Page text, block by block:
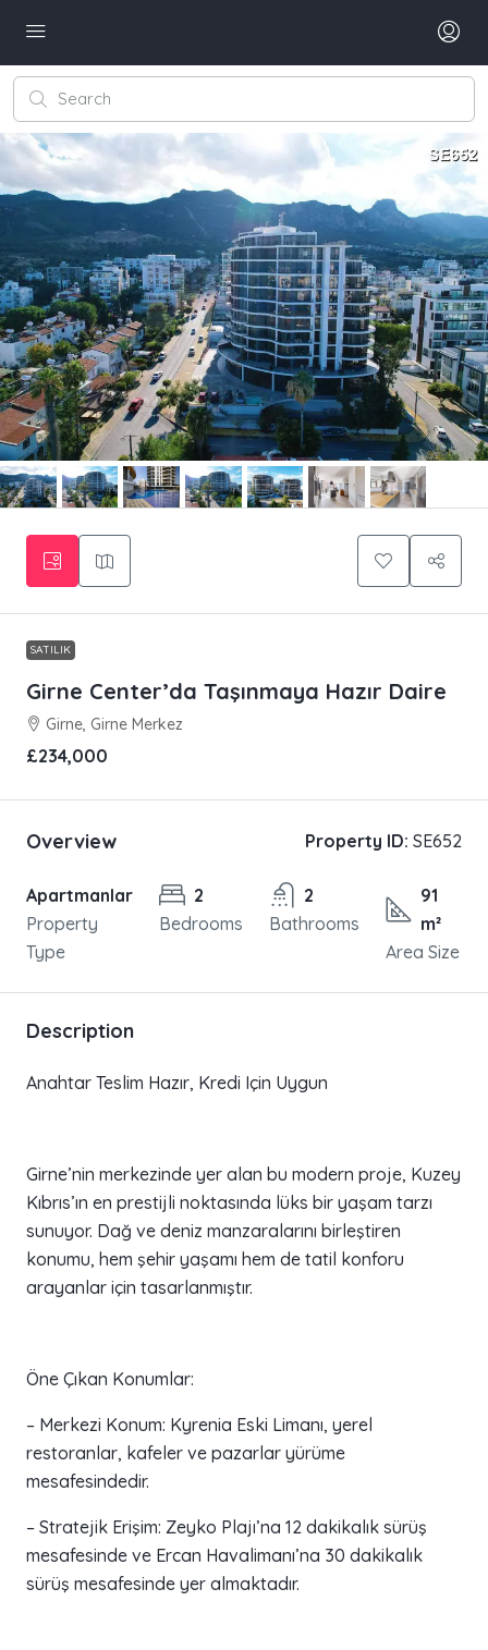
SATILIK
Girne Center’da Taşınmaya Hazır Daire
Girne, Girne Merkez
£234,000
Overview Property ID: SE652
Apartmanlar
Property
Type
2
Bedrooms
2
Bathrooms
91
m²
Area Size
Description
Anahtar Teslim Hazır, Kredi Için Uygun
Girne’nin merkezinde yer alan bu modern proje, Kuzey
Kıbrıs’ın en prestijli noktasında lüks bir yaşam tarzı
sunuyor. Dağ ve deniz manzaralarını birleştiren
konumu, hem şehir yaşamı hem de tatil konforu
arayanlar için tasarlanmıştır.
Öne Çıkan Konumlar:
– Merkezi Konum: Kyrenia Eski Limanı, yerel
restoranlar, kafeler ve pazarlar yürüme
mesafesindedir.
– Stratejik Erişim: Zeyko Plajı’na 12 dakikalık sürüş
mesafesinde ve Ercan Havalimanı’na 30 dakikalık
sürüş mesafesinde yer almaktadır.